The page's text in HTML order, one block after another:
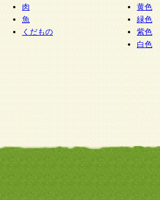
肉
魚
くだもの
黄色
緑色
紫色
白色